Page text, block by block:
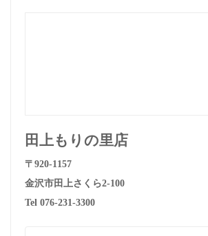
田上もりの里店
〒920-1157
金沢市田上さくら2-100
Tel 076-231-3300